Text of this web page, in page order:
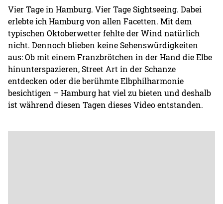
Vier Tage in Hamburg. Vier Tage Sightseeing. Dabei
erlebte ich Hamburg von allen Facetten. Mit dem
typischen Oktoberwetter fehlte der Wind natürlich
nicht. Dennoch blieben keine Sehenswürdigkeiten
aus: Ob mit einem Franzbrötchen in der Hand die Elbe
hinunterspazieren, Street Art in der Schanze
entdecken oder die berühmte Elbphilharmonie
besichtigen – Hamburg hat viel zu bieten und deshalb
ist während diesen Tagen dieses Video entstanden.